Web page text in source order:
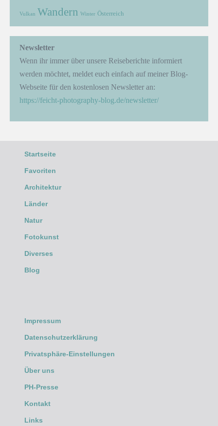
Vulkan Wandern Winter Österreich
Newsletter
Wenn ihr immer über unsere Reiseberichte informiert
werden möchtet, meldet euch einfach auf meiner Blog-
Webseite für den kostenlosen Newsletter an:
https://feicht-photography-blog.de/newsletter/
Startseite
Favoriten
Architektur
Länder
Natur
Fotokunst
Diverses
Blog
Impressum
Datenschutzerklärung
Privatsphäre-Einstellungen
Über uns
PH-Presse
Kontakt
Links